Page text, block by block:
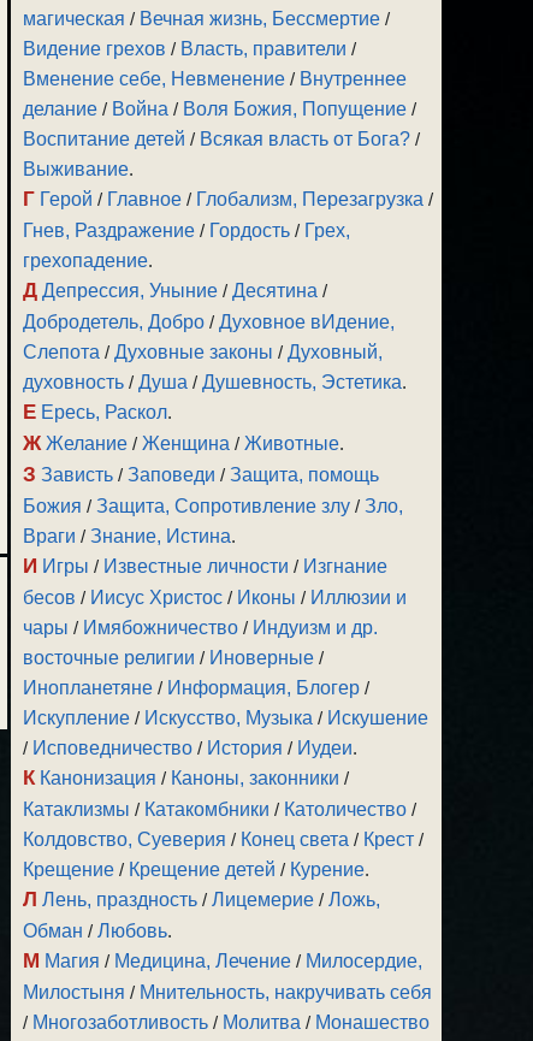
магическая / Вечная жизнь, Бессмертие /
Видение грехов / Власть, правители /
Вменение себе, Невменение / Внутреннее
делание / Война / Воля Божия, Попущение /
Воспитание детей / Всякая власть от Бога? /
Выживание.
Г Герой / Главное / Глобализм, Перезагрузка /
Гнев, Раздражение / Гордость / Грех,
грехопадение.
Д Депрессия, Уныние /Десятина /
Добродетель, Добро /Духовное вИдение,
Слепота /Духовные законы /Духовный,
духовность /Душа /Душевность, Эстетика.
Е Ересь, Раскол.
Ж Желание /Женщина /Животные.
З Зависть /Заповеди /Защита, помощь
Божия /Защита, Сопротивление злу /Зло,
Враги /Знание, Истина.
И Игры / Известные личности / Изгнание
бесов / Иисус Христос / Иконы / Иллюзии и
чары / Имябожничество / Индуизм и др.
восточные религии / Иноверные /
Инопланетяне / Информация, Блогер /
Искупление / Искусство, Музыка / Искушение
/ Исповедничество / История / Иудеи.
К Канонизация / Каноны, законники /
Катаклизмы / Катакомбники / Католичество /
Колдовство, Суеверия / Конец света / Крест /
Крещение / Крещение детей / Курение.
Л Лень, праздность /Лицемерие /Ложь,
Обман /Любовь.
М Магия / Медицина, Лечение / Милосердие,
Милостыня / Мнительность, накручивать себя
/ Многозаботливость / Молитва / Монашество